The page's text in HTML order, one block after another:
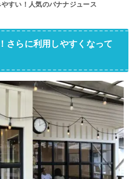
すい！人気のバナナジュース
さらに利用しやすくなって